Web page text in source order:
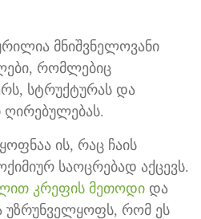
მნიშვნელოვანი
რომლებიც
სტრუქტურას და
ის, რაც ჩაის
საოცრებად აქცევს.
კრეფის მეთოდი და
უზრუნველყოფს, რომ ეს